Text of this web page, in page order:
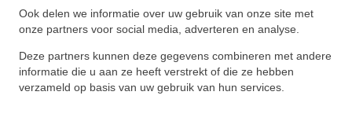
Ook delen we informatie over uw gebruik van onze site met
onze partners voor social media, adverteren en analyse.
Deze partners kunnen deze gegevens combineren met andere
informatie die u aan ze heeft verstrekt of die ze hebben
verzameld op basis van uw gebruik van hun services.